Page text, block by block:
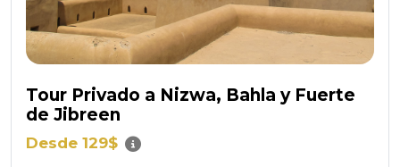
Tour Privado a Nizwa, Bahla y Fuerte
de Jibreen
Desde 129$